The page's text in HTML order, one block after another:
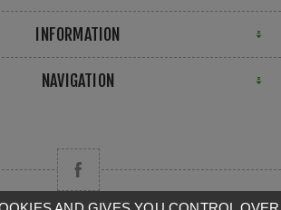
INFORMATION
NAVIGATION